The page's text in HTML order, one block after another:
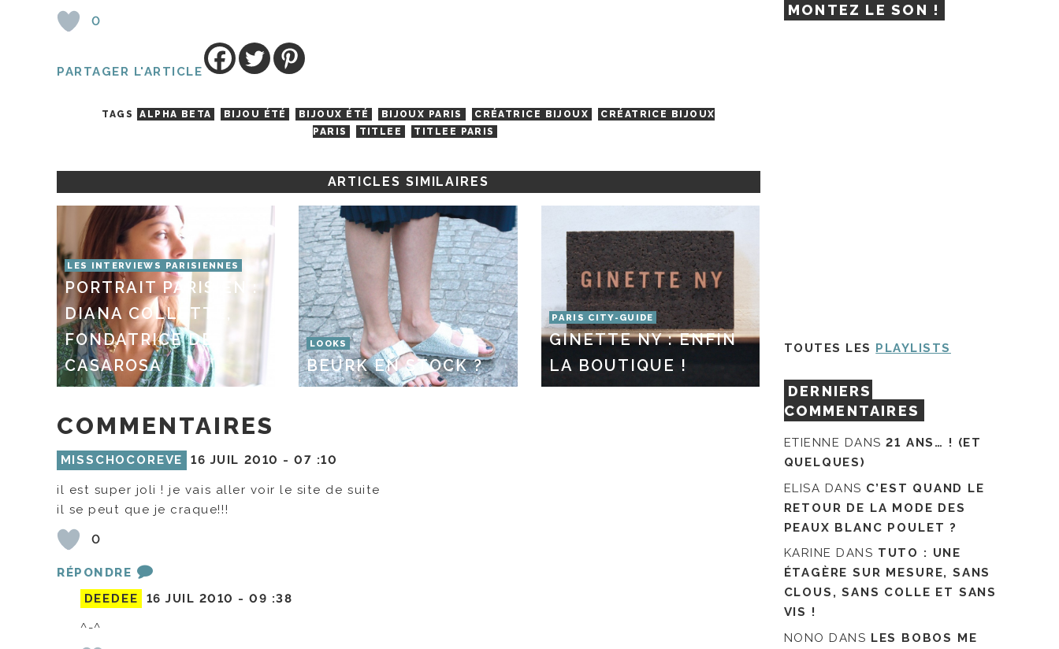
0
PARTAGER L'ARTICLE
TAGS ALPHA BETA BIJOU ÉTÉ BIJOUX ÉTÉ BIJOUX PARIS CRÉATRICE BIJOUX
CRÉATRICE BIJOUX
PARIS
TITLEE TITLEE PARIS
ARTICLES SIMILAIRES
LES INTERVIEWS PARISIENNES
PORTRAIT PARISIEN :
DIANA COLLETTE,
FONDATRICE DE
CASAROSA
LOOKS
BEURK EN STOCK ?
PARIS CITY-GUIDE
GINETTE NY : ENFIN
LA BOUTIQUE !
COMMENTAIRES
MISSCHOCOREVE 16 JUIL 2010 -07 :10
il est super joli ! je vais aller voir le site de suite
il se peut que je craque!!!
0
RÉPONDRE
DEEDEE
16 JUIL 2010 -09 :38
^-^
MONTEZ LE SON !
TOUTES LES PLAYLISTS
DERNIERS
COMMENTAIRES
ETIENNE DANS21 ANS… ! (ET
QUELQUES)
ELISA DANS C’EST QUAND LE
RETOUR DE LA MODE DES
PEAUX BLANC POULET ?
KARINE DANS TUTO : UNE
ÉTAGÈRE SUR MESURE, SANS
CLOUS, SANS COLLE ET SANS
VIS !
NONO DANS LES BOBOS ME